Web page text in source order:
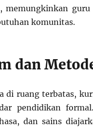
memungkinkan
komunitas.
dan
di ruang terbatas,
pendidikan
dan sains